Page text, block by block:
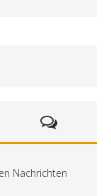
Nachrichten